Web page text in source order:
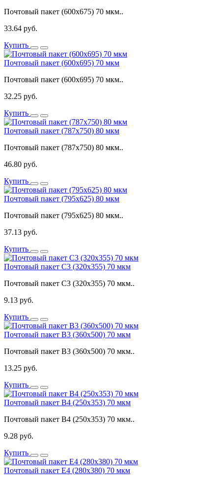
Почтовый пакет (600x675) 70 мкм..
33.64 руб.
Купить
Почтовый пакет (600x695) 70 мкм
Почтовый пакет (600x695) 70 мкм..
32.25 руб.
Купить
Почтовый пакет (787x750) 80 мкм
Почтовый пакет (787x750) 80 мкм..
46.80 руб.
Купить
Почтовый пакет (795x625) 80 мкм
Почтовый пакет (795x625) 80 мкм..
37.13 руб.
Купить
Почтовый пакет C3 (320x355) 70 мкм
Почтовый пакет C3 (320x355) 70 мкм..
9.13 руб.
Купить
Почтовый пакет В3 (360x500) 70 мкм
Почтовый пакет В3 (360x500) 70 мкм..
13.25 руб.
Купить
Почтовый пакет В4 (250x353) 70 мкм
Почтовый пакет В4 (250x353) 70 мкм..
9.28 руб.
Купить
Почтовый пакет Е4 (280x380) 70 мкм